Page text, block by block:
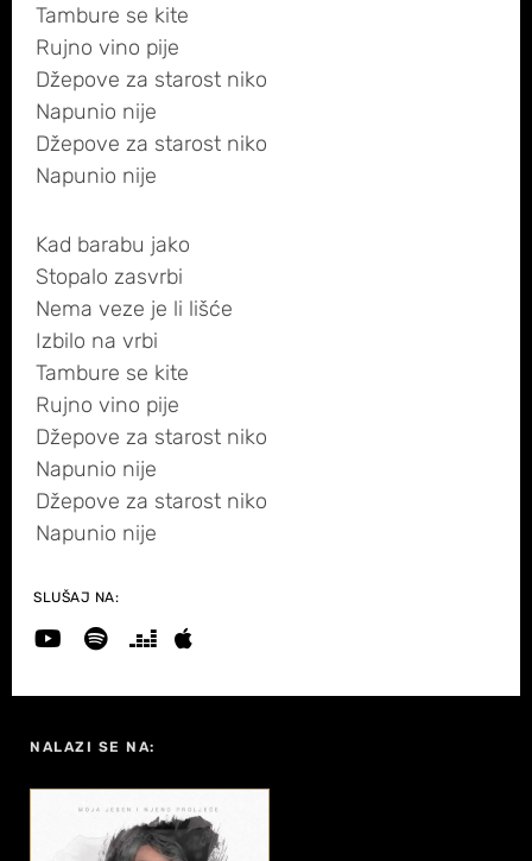
Tambure se kite
Rujno vino pije
Džepove za starost niko
Napunio nije
Džepove za starost niko
Napunio nije
Kad barabu jako
Stopalo zasvrbi
Nema veze je li lišće
Izbilo na vrbi
Tambure se kite
Rujno vino pije
Džepove za starost niko
Napunio nije
Džepove za starost niko
Napunio nije
SLUŠAJ NA:
NALAZI SE NA: